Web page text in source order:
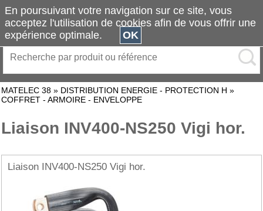
MATELEC 38 » DISTRIBUTION ENERGIE - PROTECTION H »
COFFRET - ARMOIRE - ENVELOPPE
Liaison INV400-NS250 Vigi hor.
Liaison INV400-NS250 Vigi hor.
En poursuivant votre navigation sur ce site, vous
acceptez l'utilisation de cookies afin de vous offrir une
expérience optimale.
OK